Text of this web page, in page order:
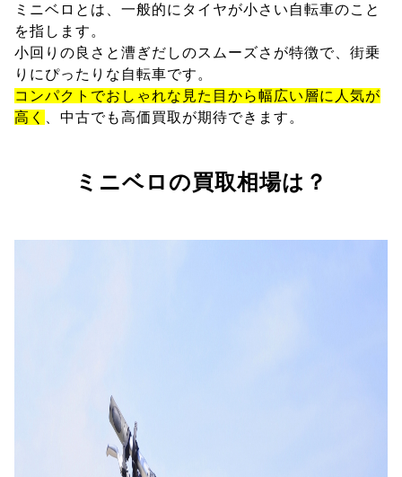
ミニベロとは、一般的にタイヤが小さい自転車のこと
を指します。
小回りの良さと漕ぎだしのスムーズさが特徴で、街乗
りにぴったりな自転車です。
コンパクトでおしゃれな見た目から幅広い層に人気が
高く
、中古でも高価買取が期待できます。
ミニベロの買取相場は？